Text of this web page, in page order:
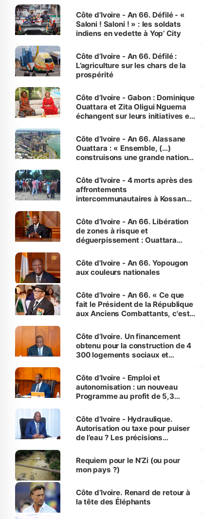
Côte d’Ivoire - An 66. Défilé - «
Saloni ! Saloni ! » : les soldats
indiens en vedette à Yop’ City
Côte d’Ivoire - An 66. Défilé :
L’agriculture sur les chars de la
prospérité
Côte d’Ivoire - Gabon : Dominique
Ouattara et Zita Oligui Nguema
échangent sur leurs initiatives en
enfants
Côte d’Ivoire - An 66. Alassane
Ouattara : « Ensemble, (…)
construisons une grande nation
générations futures »
Côte d’Ivoire - 4 morts après des
affrontements
intercommunautaires à Kossandji
milieu des sinistrés
Côte d’Ivoire - An 66. Libération
de zones à risque et
déguerpissement : Ouattara
l'Etat de droit pour préserver les
vies humaines »
Côte d'Ivoire - An 66. Yopougon
aux couleurs nationales
Côte d’Ivoire - An 66. « Ce que
fait le Président de la République
aux Anciens Combattants, c'est
Côte d’Ivoire. Un financement
obtenu pour la construction de 4
300 logements sociaux et
et Yamoussoukro
Côte d’Ivoire - Emploi et
autonomisation : un nouveau
Programme au profit de 5,3
Côte d’Ivoire - Hydraulique.
Autorisation ou taxe pour puiser
de l’eau ? Les précisions
Requiem pour le N’Zi (ou pour
mon pays ?)
Côte d’Ivoire. Renard de retour à
la tête des Éléphants